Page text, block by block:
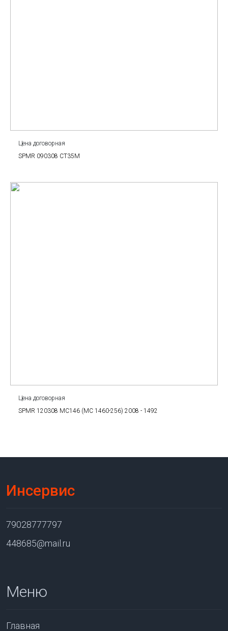
Цена договорная
SPMR 090308 CT35M
Цена договорная
SPMR 120308 MC146 (MC 1460-256) 2008 - 1492
Инсервис
79028777797
448685@mail.ru
Меню
Главная